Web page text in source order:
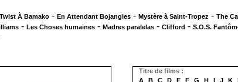
Twist À Bamako - En Attendant Bojangles - Mystère à Saint-Tropez - The
- Les Choses humaines - Madres paralelas - Clifford - S.O.S.
Titre de films :
A
B C D E F G H I J K